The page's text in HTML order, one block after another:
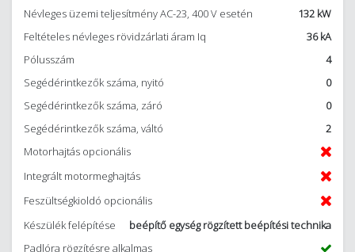
Névleges üzemi teljesítmény AC-23, 400 V esetén
132 kW
Feltételes névleges rövidzárlati áram Iq
36 kA
Pólusszám
4
Segédérintkezők száma, nyitó
0
Segédérintkezők száma, záró
0
Segédérintkezők száma, váltó
2
Motorhajtás opcionális
Integrált motormeghajtás
Feszültségkioldó opcionális
Készülék felépítése
beépítő egység rögzített beépítési technika
Padlóra rögzítésre alkalmas